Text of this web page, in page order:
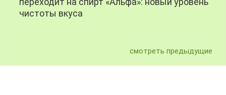
чистоты вкуса
смотреть предыдущие